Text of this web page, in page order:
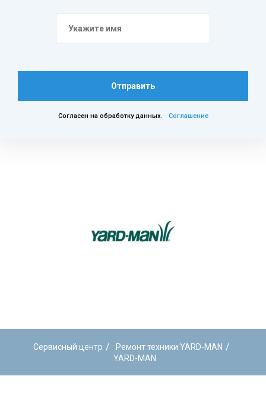
Отправить
Согласен на обработку данных. Соглашение
Сервисный центр / Ремонт техники YARD-MAN /
YARD-MAN